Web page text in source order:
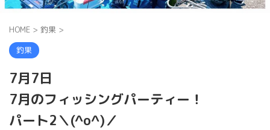
HOME > 釣果 >
釣果
7月7日
7月のフィッシングパーティー！
パート2＼(^o^)／